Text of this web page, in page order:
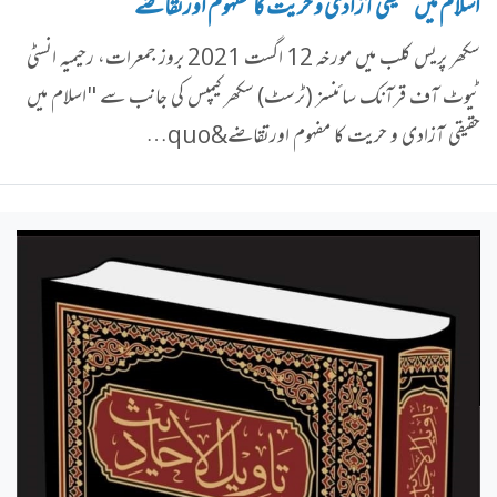
اسلام میں حقیقی آزادی و حریت کا مفہوم اورتقاضے
سکھر پریس کلب میں مورخہ 12 اگست 2021 بروز جمعرات، رحیمیہ انسٹی
ٹیوٹ آف قرآنک سائنسز (ٹرسٹ) سکھر کیمپس کی جانب سے "اسلام میں
حقیقی آزادی و حریت کا مفہوم اورتقاضے&quo…